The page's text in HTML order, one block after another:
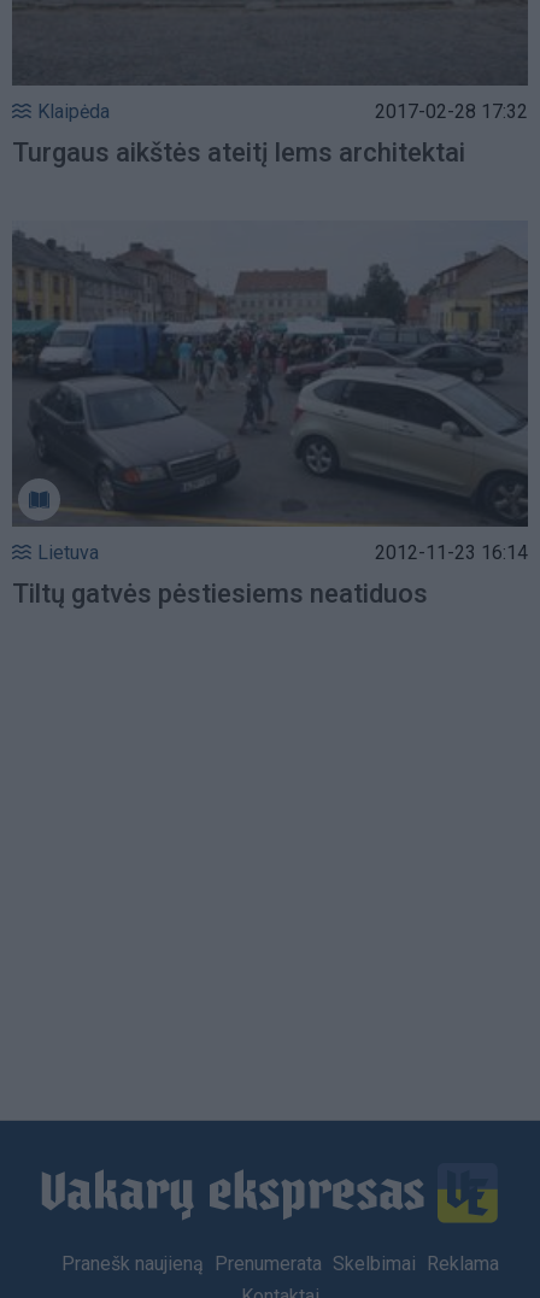
Klaipėda 2017-02-28 17:32
Turgaus aikštės ateitį lems architektai
Lietuva 2012-11-23 16:14
Tiltų gatvės pėstiesiems neatiduos
Footer
Pranešk naujieną Prenumerata Skelbimai
Reklama